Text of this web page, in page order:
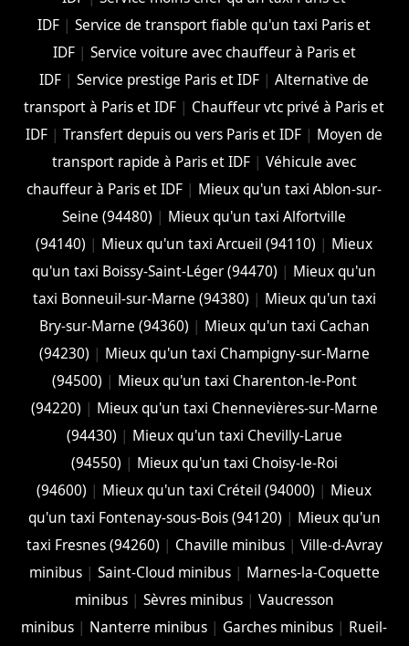
IDF |Service de transport fiable qu'un taxi Paris et
IDF| Service voiture avec chauffeur à Paris et
IDF |Service prestige Paris et IDF |Alternative de
transport à Paris et IDF | Chauffeur vtc privé à Paris et
IDF |Transfert depuis ou vers Paris et IDF | Moyen de
transport rapide à Paris et IDF |Véhicule avec
chauffeur à Paris et IDF | Mieux qu'un taxi Ablon-sur-
Seine (94480) | Mieux qu'un taxi Alfortville
(94140) | Mieux qu'un taxi Arcueil (94110) | Mieux
qu'un taxi Boissy-Saint-Léger (94470) | Mieux qu'un
taxi Bonneuil-sur-Marne (94380) | Mieux qu'un taxi
Bry-sur-Marne (94360) | Mieux qu'un taxi Cachan
(94230) | Mieux qu'un taxi Champigny-sur-Marne
(94500) | Mieux qu'un taxi Charenton-le-Pont
(94220) | Mieux qu'un taxi Chennevières-sur-Marne
(94430) | Mieux qu'un taxi Chevilly-Larue
(94550) | Mieux qu'un taxi Choisy-le-Roi
(94600) | Mieux qu'un taxi Créteil (94000) | Mieux
qu'un taxi Fontenay-sous-Bois (94120) | Mieux qu'un
taxi Fresnes (94260) | Chaville minibus| Ville-d-Avray
minibus| Saint-Cloud minibus| Marnes-la-Coquette
minibus| Sèvres minibus| Vaucresson
minibus | Nanterre minibus | Garches minibus | Rueil-